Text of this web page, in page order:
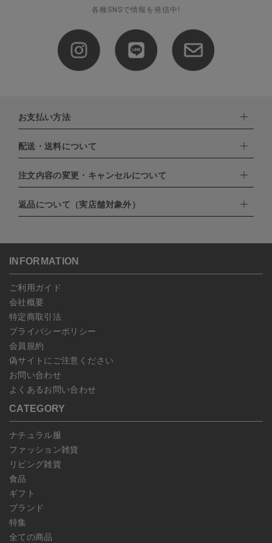
各種SNSで情報を発信中!
お支払い方法
下記お支払い方法よりお選びいただけます。
・クレジットカード（VISA,mastercard,JCB,AMERICAN
EXPRESS,Diners Club）
・PayPay
・NP後払い
配送・送料について
配達業者：日本郵便
北海道：1,400円
沖縄：1,400円
注文内容の変更・キャンセルについて
ご注文日当日から翌日のAM9:00までにご連絡頂いた場合はキャン
セルは可能です。
ンセルしていただいた後、ご希望の商品のみ再度ご注文お願いしま
予約商品など一部キャンセルが出来ない場合がございます。あらか
じめご了承ください。
返品について（実店舗対象外）
こちらよりご依頼ください。
INFORMATION
ご利用ガイド
会社概要
特定商取引法
プライバシーポリシー
会員規約
偽サイトにご注意ください
お問い合わせ
よくあるお問い合わせ
CATEGORY
ナチュラル服
ファッション雑貨
リビング雑貨
食品
ギフト
ブランド
特集
全ての商品